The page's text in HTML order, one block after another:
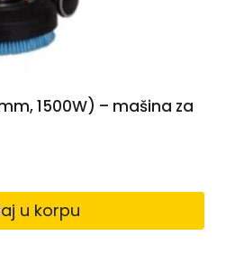
1500W) – mašina za
u korpu